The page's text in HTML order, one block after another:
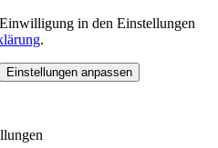
in den Einstellungen
.
Einstellungen anpassen